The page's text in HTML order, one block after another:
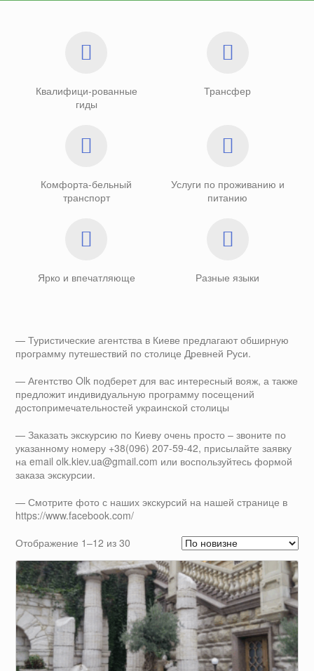
Квалифици-рованные
гиды
Трансфер
Комфорта-бельный
транспорт
Услуги по проживанию и
питанию
Ярко и впечатляюще Разные языки
— Туристические агентства в Киеве предлагают обширную
программу путешествий по столице Древней Руси.
— Агентство Olk подберет для вас интересный вояж, а также
предложит индивидуальную программу посещений
достопримечательностей украинской столицы
— Заказать экскурсию по Киеву очень просто – звоните по
указанному номеру +38(096) 207-59-42, присылайте заявку
на email olk.kiev.ua@gmail.com или воспользуйтесь формой
заказа экскурсии.
— Смотрите фото с наших экскурсий на нашей странице в
https://www.facebook.com/
Отображение 1–12 из 30 Сортировка:
недавние